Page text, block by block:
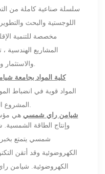
سلسلة صناعية كاملة من
اللوجستية والبحث
مخصصة للتنمية
المشاريع
والاستثمار والتمويل والبناء والتشغيل والصيانة.
* كلية المواد بجامعة
المواد قوية في انضباط
المشروع الوطني 985 و 211 مشروعًا رئيسيًا.
* شيامن راي شمسي هي
التكنولوجيا الفائقة RD وإنتاج الطاقة الشمسية.
شمسي يتمتع
الكهروضوئية وقد أتقن
الكهروضوئية. شيامن